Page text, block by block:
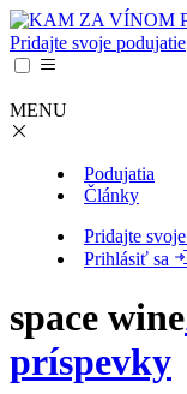
Pridajte svoje podujatie
MENU
Podujatia
Články
Pridajte
Prihlásiť sa
space wine
príspevky